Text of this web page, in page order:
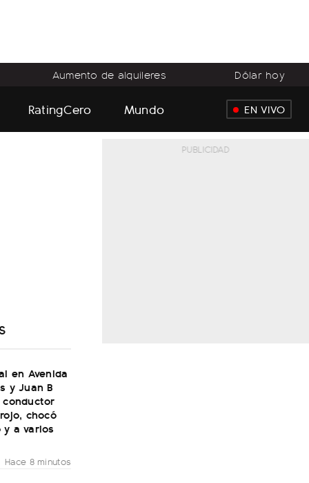
Aumento de alquileres Dólar hoy
RatingCero Mundo EN VIVO
en Avenida
y Juan B
chocó
a varios
Hace 8 minutos